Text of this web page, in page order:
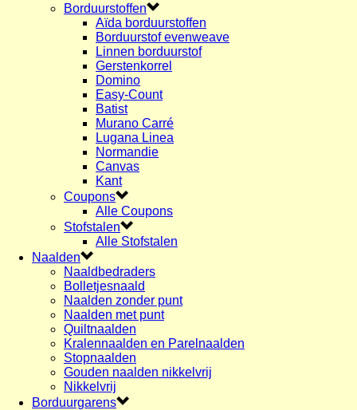
Borduurstoffen
Aïda borduurstoffen
Borduurstof evenweave
Linnen borduurstof
Gerstenkorrel
Domino
Easy-Count
Batist
Murano Carré
Lugana Linea
Normandie
Canvas
Kant
Coupons
Alle Coupons
Stofstalen
Alle Stofstalen
Naalden
Naaldbedraders
Bolletjesnaald
Naalden zonder punt
Naalden met punt
Quiltnaalden
Kralennaalden en Parelnaalden
Stopnaalden
Gouden naalden nikkelvrij
Nikkelvrij
Borduurgarens